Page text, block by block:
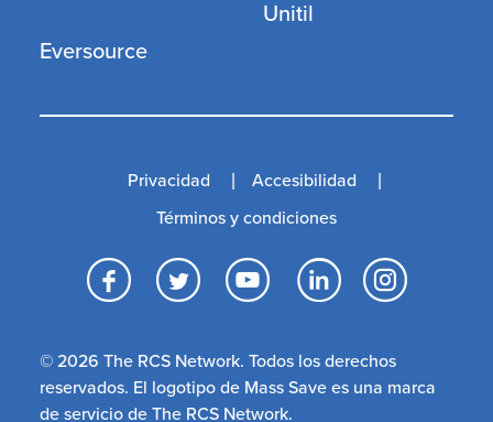
Eversource
Unitil
Facebook
TwitterYouTube
Privacidad
Accesibilidad
Términos y condiciones
© 2026 The RCS Network. Todos los derechos
reservados. El logotipo de Mass Save es una marca
de servicio de The RCS Network.